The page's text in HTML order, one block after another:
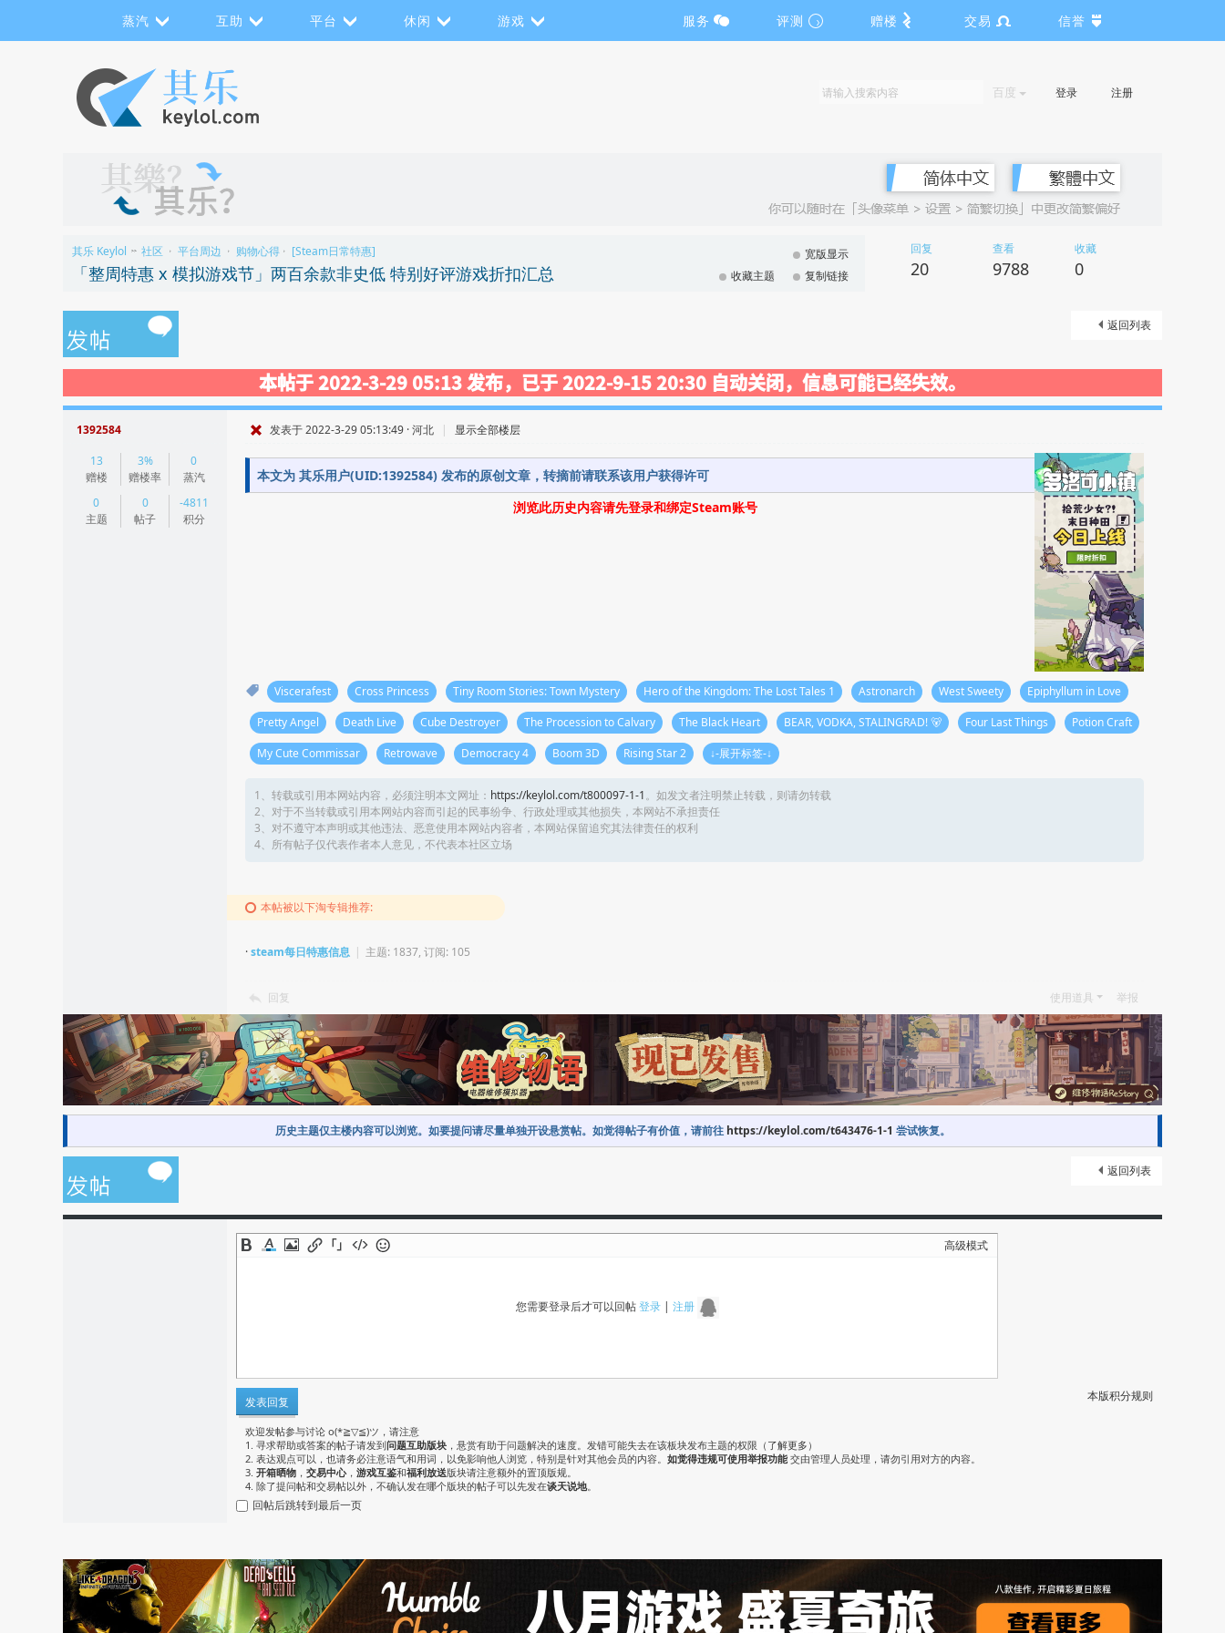
蒸汽 互助 平台 休闲 游戏 服务 评测 赠楼 交易 信誉
百度 登录 注册
其乐 Keylol >> 社区 › 平台周边 › 购物心得 › [Steam日常特惠]
「整周特惠 x 模拟游戏节」两百余款非史低 特别好评游戏折扣汇总
宽版显示
收藏主题
复制链接
回复
20
查看
9788
收藏
0
返回列表
本帖于 2022-3-29 05:13 发布，已于 2022-9-15 20:30 自动关闭，信息可能已经失效。
1392584
13
赠楼
3%
赠楼率
0
蒸汽
0
主题
0
帖子
-4811
积分
发表于 2022-3-29 05:13:49 · 河北 |
显示全部楼层
阅读模式
本文为 其乐用户(UID:1392584) 发布的原创文章，转摘前请联系该用户获得许可
浏览此历史内容请先登录和绑定Steam账号
Viscerafest Cross Princess Tiny Room Stories: Town Mystery Hero of the Kingdom: The Lost Tales 1 Astronarch West Sweety
Epiphyllum in Love
Pretty Angel
Death Live Cube Destroyer The Procession to Calvary The Black Heart BEAR, VODKA, STALINGRAD! 🐻 Four Last Things
Potion Craft
My Cute Commissar
Retrowave Democracy 4 Boom 3D Rising Star 2 ↓-展开标签-↓
1、转载或引用本网站内容，必须注明本文网址： https://keylol.com/t800097-1-1。如发文者注明禁止转载，则请勿转载
2、对于不当转载或引用本网站内容而引起的民事纷争、行政处理或其他损失，本网站不承担责任
3、对不遵守本声明或其他违法、恶意使用本网站内容者，本网站保留追究其法律责任的权利
4、所有帖子仅代表作者本人意见，不代表本社区立场
本帖被以下淘专辑推荐:
·steam每日特惠信息 | 主题: 1837, 订阅: 105
回复 使用道具 举报
历史主题仅主楼内容可以浏览。如要提问请尽量单独开设悬赏帖。如觉得帖子有价值，请前往 https://keylol.com/t643476-1-1 尝试恢复。
返回列表
高级模式
您需要登录后才可以回帖登录| 注册
本版积分规则
发表回复
欢迎发帖参与讨论 o(*≧▽≦)ツ，请注意
1. 寻求帮助或答案的帖子请发到问题互助版块 ，悬赏有助于问题解决的速度。发错可能失去在该板块发布主题的权限（ 了解更多 ）
2. 表达观点可以，也请务必注意语气和用词，以免影响他人浏览，特别是针对其他会员的内容。 如觉得违规可使用举报功能 交由管理人员处理，请勿引用对方的内容。
3. 开箱晒物 ， 交易中心， 游戏互鉴和福利放送版块请注意额外的置顶版规。
4. 除了提问帖和交易帖以外，不确认发在哪个版块的帖子可以先发在谈天说地。
回帖后跳转到最后一页